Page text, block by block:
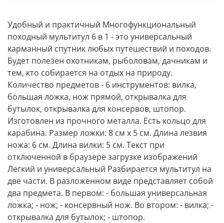
Удобный и практичный Многофункциональный
походный мультитул 6 в 1 - это универсальный
карманный спутник любых путешествий и походов.
Будет полезен охотникам, рыболовам, дачникам и
тем, кто собирается на отдых на природу.
Количество предметов - 6 инструментов: вилка,
большая ложка, нож прямой, открывалка для
бутылок, открывалка для консервов, штопор.
Изготовлен из прочного металла. Есть кольцо для
карабина. Размер ложки: 8 см х 5 см. Длина лезвия
ножа: 6 см. Длина вилки: 5 см. Текст при
отключенной в браузере загрузке изображений
Легкий и универсальный Разбирается мультитул на
две части. В разложенном виде представляет собой
два предмета. В первом: - большая универсальная
ложка; - нож; - консервный нож. Во втором: - вилка; -
открывалка для бутылок; - штопор.